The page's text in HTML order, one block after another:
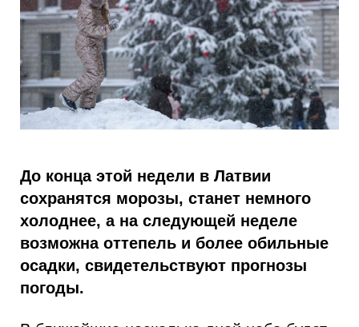
До конца этой недели в Латвии
сохранятся морозы, станет немного
холоднее, а на следующей неделе
возможна оттепель и более обильные
осадки, свидетельствуют прогнозы
погоды.